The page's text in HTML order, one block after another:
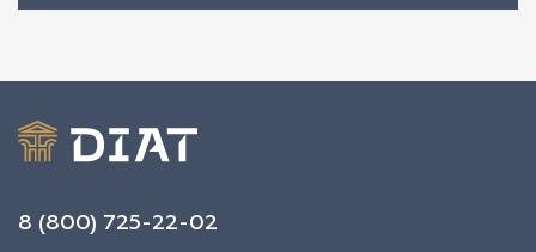
8 (800) 725-22-02